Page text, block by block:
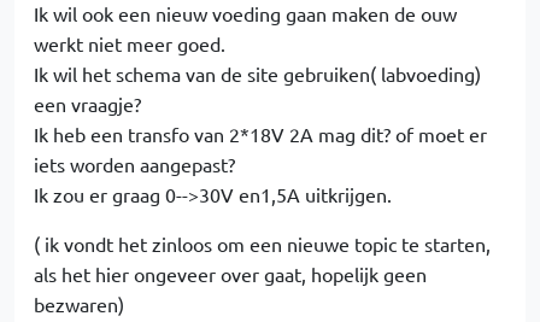
Ik wil ook een nieuw voeding gaan maken de ouw
werkt niet meer goed.
Ik wil het schema van de site gebruiken( labvoeding)
een vraagje?
Ik heb een transfo van 2*18V 2A mag dit? of moet er
iets worden aangepast?
Ik zou er graag 0-->30V en1,5A uitkrijgen.
( ik vondt het zinloos om een nieuwe topic te starten,
als het hier ongeveer over gaat, hopelijk geen
bezwaren)